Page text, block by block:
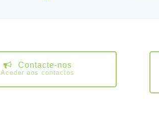
Contacte-nos
Aceder aos contactos